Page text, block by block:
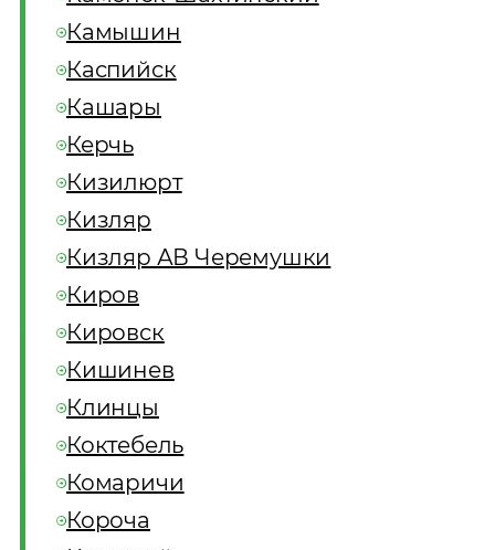
Камышин
Каспийск
Кашары
Керчь
Кизилюрт
Кизляр
Кизляр АВ Черемушки
Киров
Кировск
Кишинев
Клинцы
Коктебель
Комаричи
Короча